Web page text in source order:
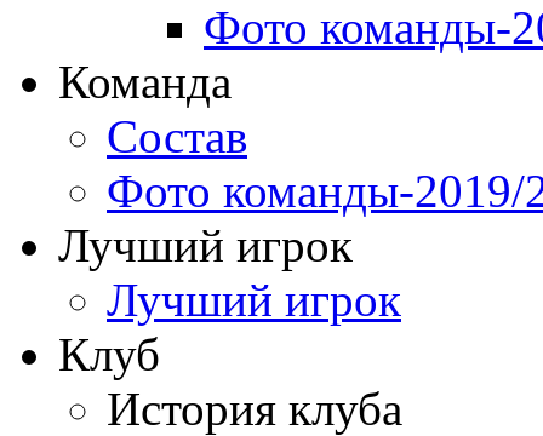
Фото команды-
Команда
Состав
Фото команды-2019/
Лучший игрок
Лучший игрок
Клуб
История клуба